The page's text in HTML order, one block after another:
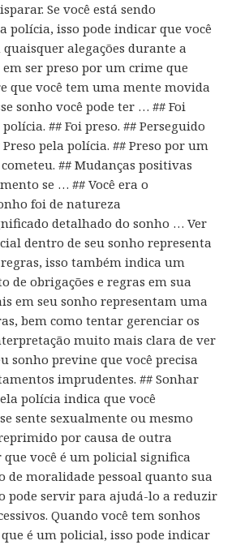
Se você está sendo
polícia, isso pode indicar que você
alegações durante a
ser preso por um crime que
que você tem uma mente movida
sonho você pode ter … ## Foi
## Foi preso. ## Perseguido
pela polícia. ## Preso por um
## Mudanças positivas
se … ## Você era o
foi de natureza
detalhado do sonho … Ver
dentro de seu sonho representa
isso também indica um
de obrigações e regras em sua
em seu sonho representam uma
bem como tentar gerenciar os
muito mais clara de ver
sonho previne que você precisa
imprudentes. ## Sonhar
polícia indica que você
sente sexualmente ou mesmo
por causa de outra
que você é um policial significa
de moralidade pessoal quanto sua
pode servir para ajudá-lo a reduzir
Quando você tem sonhos
é um policial, isso pode indicar